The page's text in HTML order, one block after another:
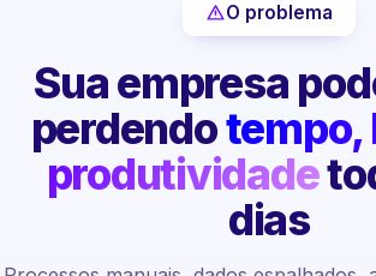
O problema
Sua empresa
perdendotempo,
produtividade
dias